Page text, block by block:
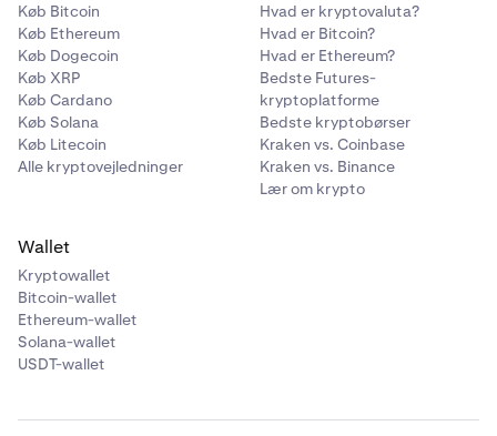
Køb Bitcoin
Køb Ethereum
Køb Dogecoin
Køb XRP
Køb Cardano
Køb Solana
Køb Litecoin
Alle kryptovejledninger
Hvad er kryptovaluta?
Hvad er Bitcoin?
Hvad er Ethereum?
Bedste Futures-
kryptoplatforme
Bedste kryptobørser
Kraken vs. Coinbase
Kraken vs. Binance
Lær om krypto
Wallet
Kryptowallet
Bitcoin-wallet
Ethereum-wallet
Solana-wallet
USDT-wallet